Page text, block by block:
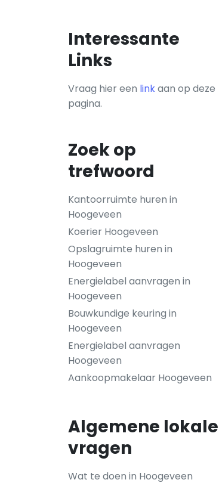
Interessante
Links
Vraag hier een linkaan op deze
pagina.
Zoek op
trefwoord
Kantoorruimte huren in
Hoogeveen
Koerier Hoogeveen
Opslagruimte huren in
Hoogeveen
Energielabel aanvragen in
Hoogeveen
Bouwkundige keuring in
Hoogeveen
Energielabel aanvragen
Hoogeveen
Aankoopmakelaar Hoogeveen
Algemene lokale
vragen
Wat te doen in Hoogeveen